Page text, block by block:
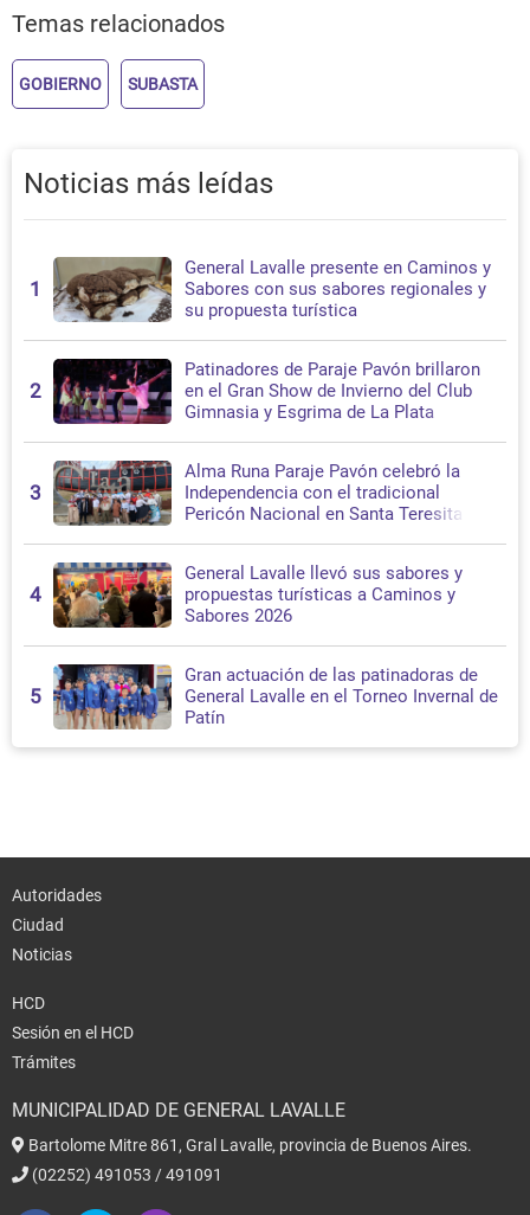
Temas relacionados
GOBIERNO SUBASTA
Noticias más leídas
1
General Lavalle presente en Caminos y
Sabores con sus sabores regionales y
su propuesta turística
2
Patinadores de Paraje Pavón brillaron
en el Gran Show de Invierno del Club
Gimnasia y Esgrima de La Plata
3
Alma Runa Paraje Pavón celebró la
Independencia con el tradicional
Pericón Nacional en Santa Teresita
4
General Lavalle llevó sus sabores y
propuestas turísticas a Caminos y
Sabores 2026
5
Gran actuación de las patinadoras de
General Lavalle en el Torneo Invernal de
Patín
Autoridades
Ciudad
Noticias
HCD
Sesión en el HCD
Trámites
MUNICIPALIDAD DE GENERAL LAVALLE
Bartolome Mitre 861, Gral Lavalle, provincia de Buenos Aires.
(02252) 491053 / 491091